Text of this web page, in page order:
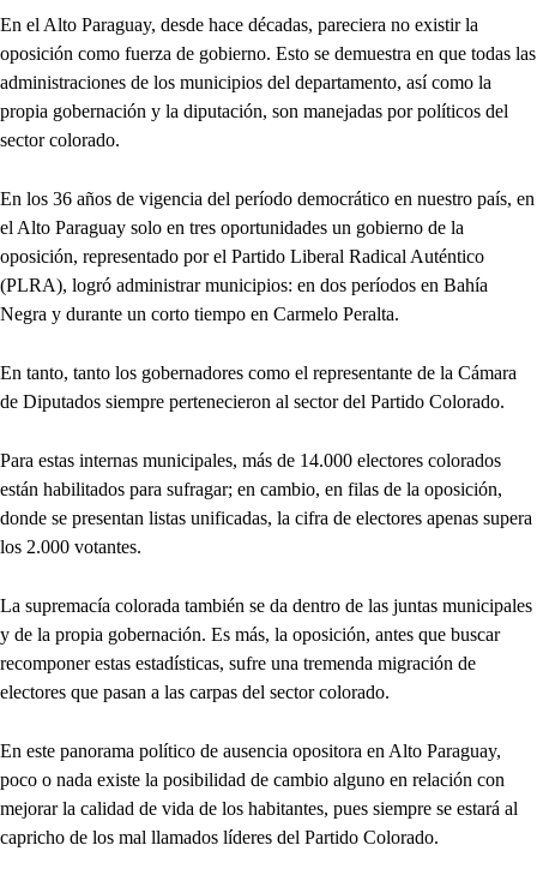
En el Alto Paraguay, desde hace décadas, pareciera no existir la
oposición como fuerza de gobierno. Esto se demuestra en que todas las
administraciones de los municipios del departamento, así como la
propia gobernación y la diputación, son manejadas por políticos del
sector colorado.
En los 36 años de vigencia del período democrático en nuestro país, en
el Alto Paraguay solo en tres oportunidades un gobierno de la
oposición, representado por el Partido Liberal Radical Auténtico
(PLRA), logró administrar municipios: en dos períodos en Bahía
Negra y durante un corto tiempo en Carmelo Peralta.
En tanto, tanto los gobernadores como el representante de la Cámara
de Diputados siempre pertenecieron al sector del Partido Colorado.
Para estas internas municipales, más de 14.000 electores colorados
están habilitados para sufragar; en cambio, en filas de la oposición,
donde se presentan listas unificadas, la cifra de electores apenas supera
los 2.000 votantes.
La supremacía colorada también se da dentro de las juntas municipales
y de la propia gobernación. Es más, la oposición, antes que buscar
recomponer estas estadísticas, sufre una tremenda migración de
electores que pasan a las carpas del sector colorado.
En este panorama político de ausencia opositora en Alto Paraguay,
poco o nada existe la posibilidad de cambio alguno en relación con
mejorar la calidad de vida de los habitantes, pues siempre se estará al
capricho de los mal llamados líderes del Partido Colorado.